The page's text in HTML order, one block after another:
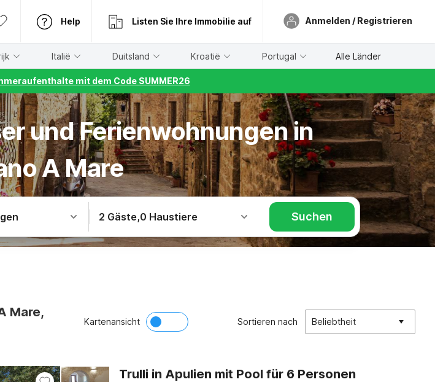
Help Listen Sie Ihre Immobilie auf Anmelden / Registrieren
Italië Duitsland Kroatië Portugal Alle Länder
mit dem Code SUMMER26
und Ferienwohnungen in
A Mare
2 Gäste,0 Haustiere Suchen
Mare,
Kartenansicht Sortieren nach Beliebtheit
Trulli in Apulien mit Pool für 6 Personen